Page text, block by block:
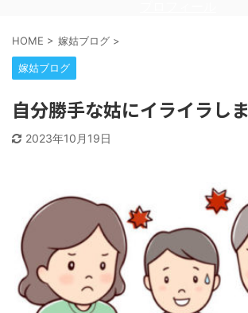
HOME > 嫁姑ブログ >
嫁姑ブログ
自分勝手な姑にイライラしま
2023年10月19日